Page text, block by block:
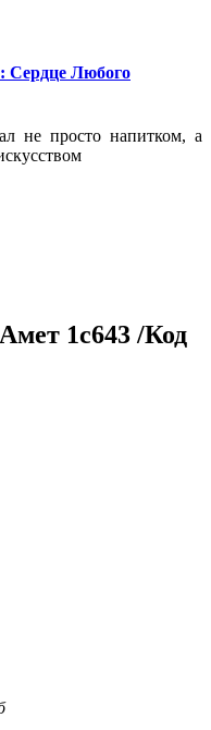
Сердце Любого
не просто напитком, а
1с643 /Код